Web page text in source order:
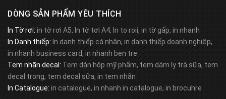
DÒNG SẢN PHẨM YÊU THÍCH
In Tờ rơi: in tờ rơi A5, In tờ tơi A4, In to roii, in tờ gấp, in nhanh
In Danh thiếp: In danh thiếp cá nhân, in danh thiếp doanh nghiệp,
in nhanh business card, in nhanh ben tre
Tem nhãn decal: Tem dán hộp mỹ phẩm, tem dám ly trà sữa, tem
decal trong, tem decal sữa, in tem nhãn
In Catalogue: in catalogue, in nhanh in catalogue, in brocuhre